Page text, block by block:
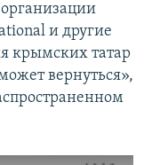
и другие
крымских татар
вернуться»,